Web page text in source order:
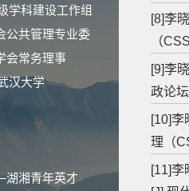
学科建设工作组
公共管理专业委
会常务理事
汉大学
湖湘青年英才
[8]李
（
[9]李
政论
[10]李
理（
[11]李